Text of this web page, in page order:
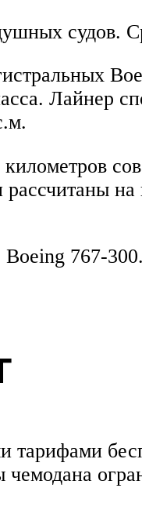
судов.
Лайнер
767-
тарифами